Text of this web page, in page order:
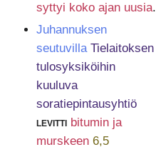
syttyi koko ajan uusia.
Juhannuksen
seutuvilla Tielaitoksen
tulosyksiköihin
kuuluva
soratiepintausyhtiö
levitti bitumin ja
murskeen 6,5